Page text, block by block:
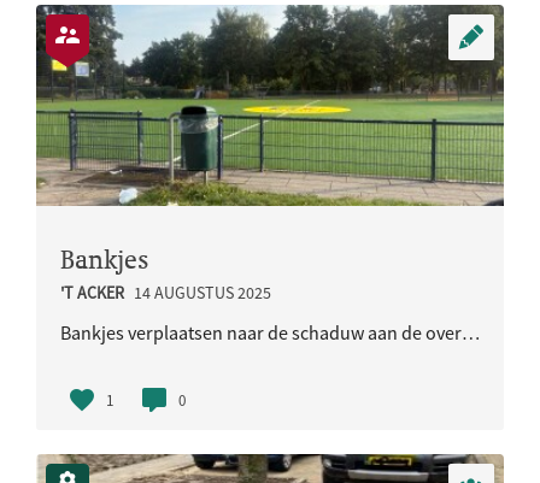
Bankjes
'T ACKER 14 AUGUSTUS 2025
Bankjes verplaatsen naar de schaduw aan de overkant van het Johan Cruijff cort
1 0